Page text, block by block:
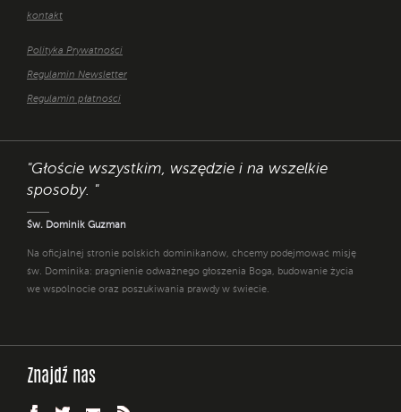
kontakt
Polityka Prywatności
Regulamin Newsletter
Regulamin płatności
"Głoście wszystkim, wszędzie i na wszelkie
sposoby. "
Św. Dominik Guzman
Na oficjalnej stronie polskich dominikanów, chcemy podejmować misję
św. Dominika: pragnienie odważnego głoszenia Boga, budowanie życia
we wspólnocie oraz poszukiwania prawdy w świecie.
Znajdź nas